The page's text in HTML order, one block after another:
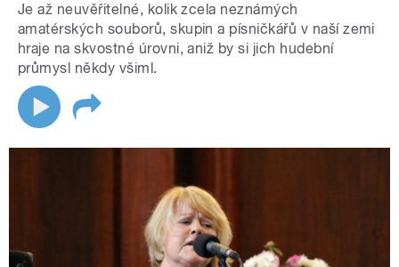
Je až neuvěřitelné, kolik zcela neznámých
amatérských souborů, skupin a písničkářů v naší zemi
hraje na skvostné úrovni, aniž by si jich hudební
průmysl někdy všiml.